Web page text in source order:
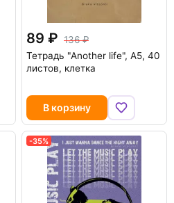
89
136
Тетрадь "Another life", А5, 40
листов, клетка
В корзину
-35%